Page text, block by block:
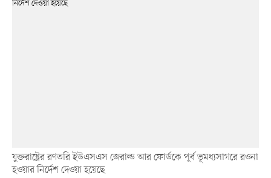
যুক্তরাষ্ট্রের রণতরি ইউএসএস জেরাল্ড আর ফোর্ডকে পূর্ব ভূমধ্যসাগরে রওনা
হওয়ার নির্দেশ দেওয়া হয়েছে